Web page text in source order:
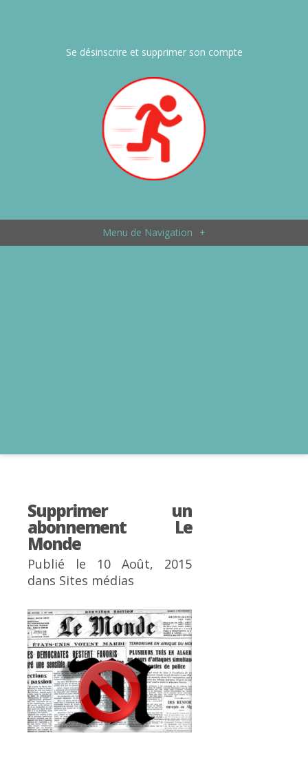
Se désinscrire et supprimer son compte
Menu de Navigation +
Supprimer un
abonnement Le
Monde
Publié le 10 Août, 2015
dans Sites médias